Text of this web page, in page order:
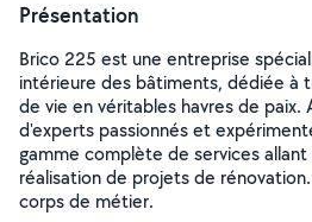
Présentation
Brico 225 est une entreprise
intérieure des bâtiments, dédiée à
de vie en véritables havres de paix.
d'experts passionnés et
gamme complète de services
réalisation de projets de
corps de métier.